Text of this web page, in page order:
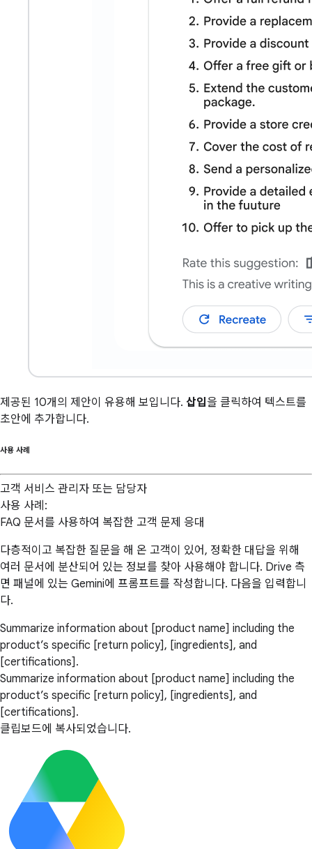
제공된 10개의 제안이 유용해 보입니다. 삽입 을 클릭하여 텍스트를
초안에 추가합니다.
사용 사례
고객 서비스 관리자 또는 담당자
사용 사례:
FAQ 문서를 사용하여 복잡한 고객 문제 응대
다층적이고 복잡한 질문을 해 온 고객이 있어, 정확한 대답을 위해
여러 문서에 분산되어 있는 정보를 찾아 사용해야 합니다. Drive 측
면 패널에 있는 Gemini에 프롬프트를 작성합니다. 다음을 입력합니
다.
Summarize information about [product name] including the
product’s specific [return policy], [ingredients], and
[certifications].
Summarize information about [product name] including the
product’s specific [return policy], [ingredients], and
[certifications].
클립보드에 복사되었습니다.